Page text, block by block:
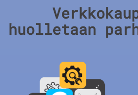
huolletaan